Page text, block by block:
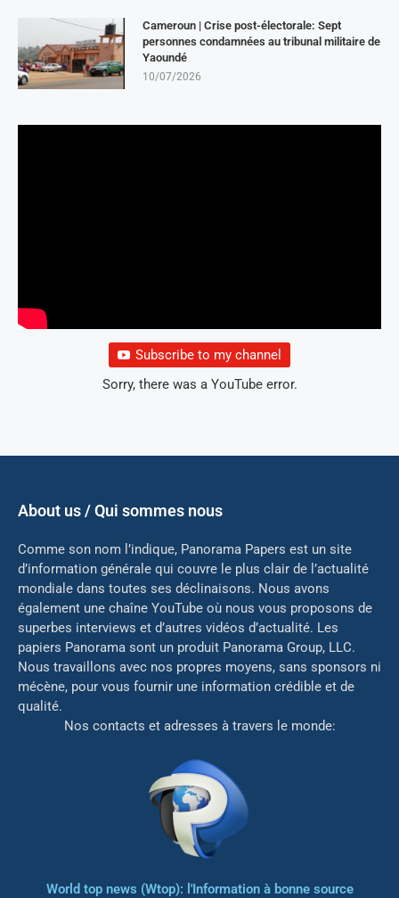
Cameroun | Crise post-électorale: Sept
personnes condamnées au tribunal militaire de
Yaoundé
10/07/2026
Subscribe to my channel
Sorry, there was a YouTube error.
About us / Qui sommes nous
Comme son nom l’indique, Panorama Papers est un site
d’information générale qui couvre le plus clair de l’actualité
mondiale dans toutes ses déclinaisons. Nous avons
également une chaîne YouTube où nous vous proposons de
superbes interviews et d’autres vidéos d’actualité. Les
papiers Panorama sont un produit Panorama Group, LLC.
Nous travaillons avec nos propres moyens, sans sponsors ni
mécène, pour vous fournir une information crédible et de
qualité.
Nos contacts et adresses à travers le monde:
World top news (Wtop): l'Information à bonne source